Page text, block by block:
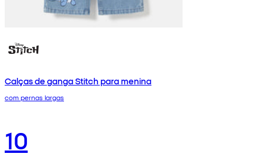
Calças de ganga Stitch para menina
com pernas largas
10